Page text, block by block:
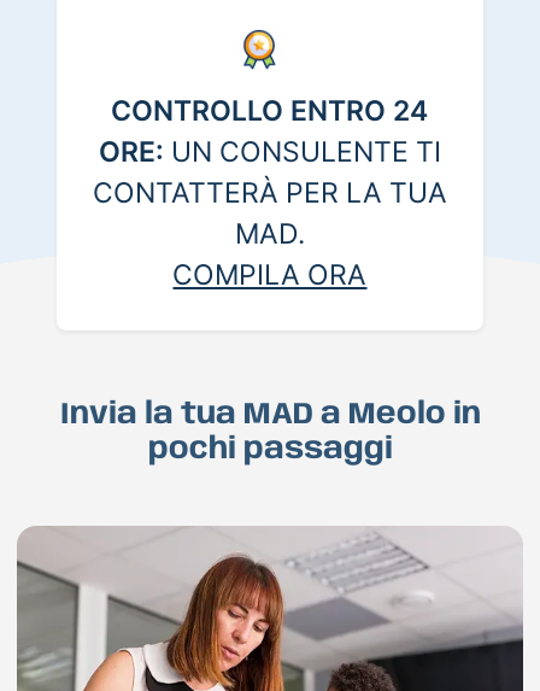
CONTROLLO ENTRO 24
ORE: UN CONSULENTE TI
CONTATTERÀ PER LA TUA
MAD.
COMPILA ORA
Invia la tua MAD a Meolo in
pochi passaggi